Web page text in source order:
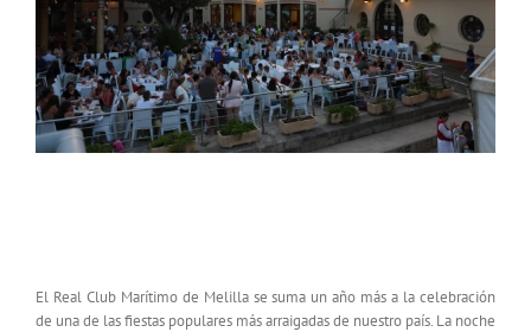
El Real Club Marítimo de Melilla se suma un año más a la celebración
de una de las fiestas populares más arraigadas de nuestro país. La noche